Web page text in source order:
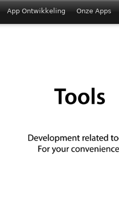
Main menu
App Ontwikkeling Onze Apps